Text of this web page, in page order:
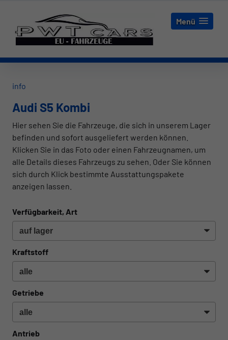
Menü
info
Audi S5 Kombi
Hier sehen Sie die Fahrzeuge, die sich in unserem Lager
befinden und sofort ausgeliefert werden können.
Klicken Sie in das Foto oder einen Fahrzeugnamen, um
alle Details dieses Fahrzeugs zu sehen. Oder Sie können
sich durch Klick bestimmte Ausstattungspakete
anzeigen lassen.
Verfügbarkeit, Art
Kraftstoff
Getriebe
Antrieb